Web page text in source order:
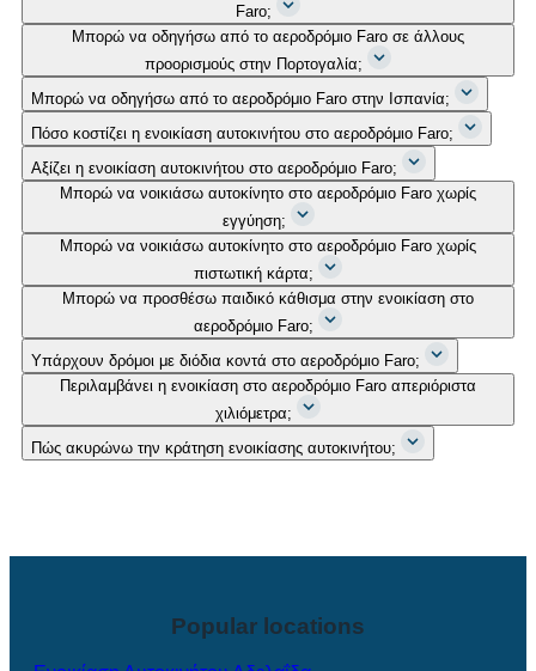
Faro;
Μπορώ να οδηγήσω από το αεροδρόμιο Faro σε άλλους
προορισμούς στην Πορτογαλία;
Μπορώ να οδηγήσω από το αεροδρόμιο Faro στην Ισπανία;
Πόσο κοστίζει η ενοικίαση αυτοκινήτου στο αεροδρόμιο Faro;
Αξίζει η ενοικίαση αυτοκινήτου στο αεροδρόμιο Faro;
Μπορώ να νοικιάσω αυτοκίνητο στο αεροδρόμιο Faro χωρίς
εγγύηση;
Μπορώ να νοικιάσω αυτοκίνητο στο αεροδρόμιο Faro χωρίς
πιστωτική κάρτα;
Μπορώ να προσθέσω παιδικό κάθισμα στην ενοικίαση στο
αεροδρόμιο Faro;
Υπάρχουν δρόμοι με διόδια κοντά στο αεροδρόμιο Faro;
Περιλαμβάνει η ενοικίαση στο αεροδρόμιο Faro απεριόριστα
χιλιόμετρα;
Πώς ακυρώνω την κράτηση ενοικίασης αυτοκινήτου;
Popular locations